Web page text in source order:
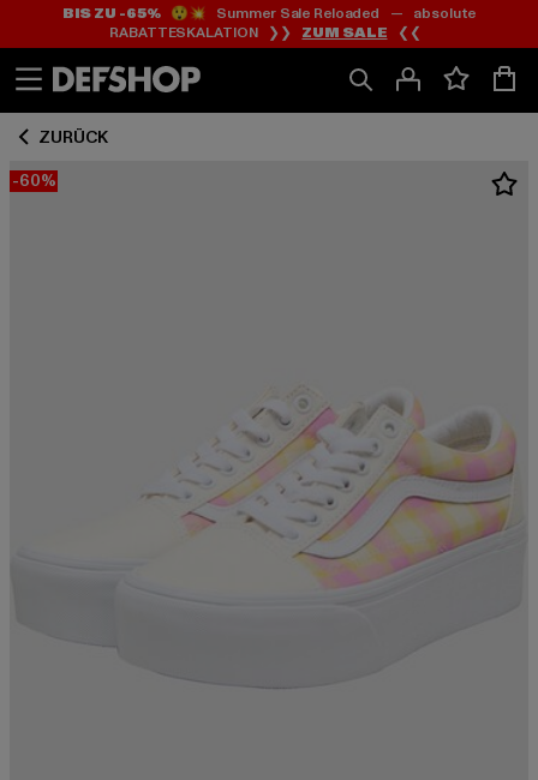
Zum
Inhalt
springen
Zum
Fußzeile
springen
BIS ZU -65%😲💥 Summer Sale Reloaded — absolute
RABATTESKALATION ❯❯ ZUM SALE ❮❮
ZURÜCK
-60%